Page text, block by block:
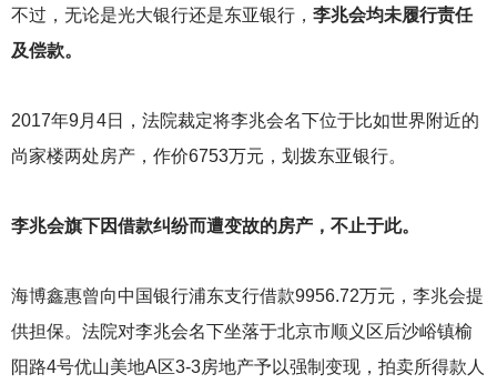
不过，无论是光大银行还是东亚银行， 李兆会均未履行责任
及偿款。
2017年9月4日，法院裁定将李兆会名下位于比如世界附近的
尚家楼两处房产，作价6753万元，划拨东亚银行。
李兆会旗下因借款纠纷而遭变故的房产，不止于此。
海博鑫惠曾向中国银行浦东支行借款9956.72万元，李兆会提
供担保。法院对李兆会名下坐落于北京市顺义区后沙峪镇榆
阳路4号优山美地A区3-3房地产予以强制变现，拍卖所得款人